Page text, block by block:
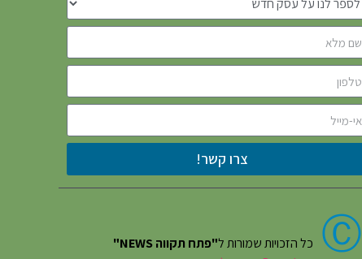
צרו קשר!
Ⓒ כל הזכויות שמורות ל"פתח תקווה NEWS"